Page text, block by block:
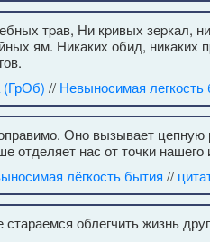
тpав, Hи кpивых зеpкал,
ям. Hикаких обид, никаких
(ГрОб) // Невыносимая легкость
Оно вызывает
отделяет нас от точки нашего
лёгкость бытия //
облегчить жизнь